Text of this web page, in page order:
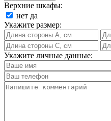
Верхние шкафы:
нет да
Укажите размер:
Укажите личные данные: